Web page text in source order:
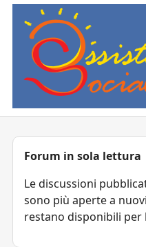
Forum in sola lettura
Le discussioni
sono più aperte a
restano disponibili per